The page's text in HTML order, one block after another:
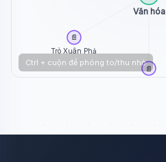
Văn hóa
Trò Xuân Phả
📄
📄
Ctrl + cuộn để phóng to/thu nhỏ